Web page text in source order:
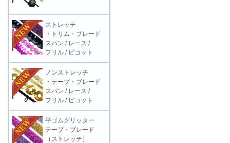
ストレッチ
・トリム・ブレード
スパン / レース /
フリル / ピコット
ノンストレッチ
・テープ・ブレード
スパン / レース /
フリル / ピコット
平ゴムグリッター
テープ・ブレード
（ストレッチ）